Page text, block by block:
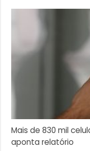
Mais de 830 mil
aponta relatório